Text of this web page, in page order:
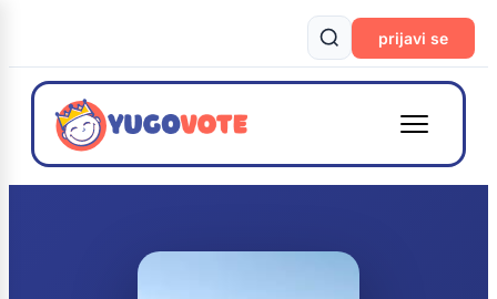
prijavi se